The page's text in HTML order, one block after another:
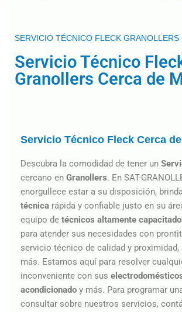
SERVICIO TÉCNICO FLECK GRANOLLERS
Servicio Técnico
Granollers Cerca de
Servicio Técnico Fleck Cerca
Descubra la comodidad de tener un
cercano en Granollers. En SAT-
enorgullece estar a su disposición,
técnica rápida y confiable justo en su
equipo de técnicos altamente
para atender sus necesidades con
servicio técnico de calidad y proximidad,
más. Estamos aquí para resolver
inconveniente con sus
acondicionado y más. Para programar
consultar sobre nuestros servicios,